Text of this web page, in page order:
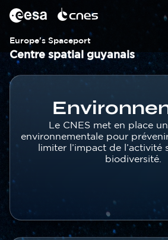
contenu
principal
Europe's Spaceport
Centre spatial guyanais
Corps
Le CNES met en place
environnementale pour
limiter l’impact de l’activité
biodiversité.